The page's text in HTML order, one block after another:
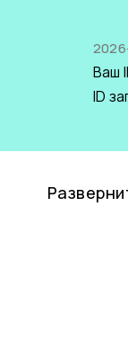
Ваш
ID